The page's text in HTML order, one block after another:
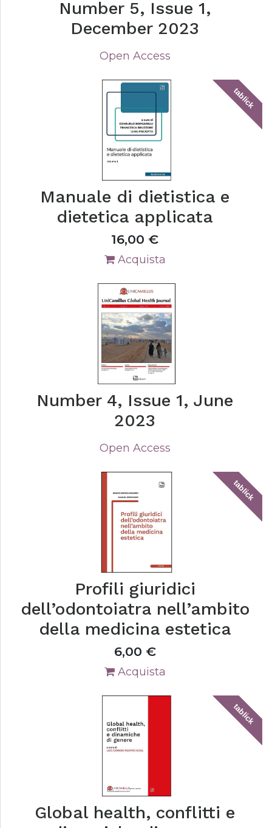
Number 5, Issue 1,
December 2023
Open Access
tablick
Manuale di dietistica e
dietetica applicata
16,00 €
Acquista
Number 4, Issue 1, June
2023
Open Access
tablick
Profili giuridici
dell’odontoiatra nell’ambito
della medicina estetica
6,00 €
Acquista
tablick
Global health, conflitti e